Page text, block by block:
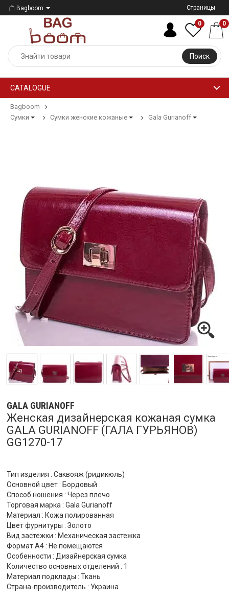
Bagboom Страницы
Поиск
0 0
CATALOGUE
Bagboom
Сумки
Сумки женские кожаные Gala Gurianoff
GALA GURIANOFF
Женская дизайнерская кожаная сумка
GALA GURIANOFF (ГАЛА ГУРЬЯНОВ)
GG1270-17
Тип изделия : Саквояж (ридикюль)
Основной цвет : Бордовый
Способ ношения : Через плечо
Торговая марка : Gala Gurianoff
Материал : Кожа полированная
Цвет фурнитуры : Золото
Вид застежки : Механическая застежка
Формат А4 : Не помещаются
Особенности : Дизайнерская сумка
Количество основных отделений : 1
Материал подклады : Ткань
Страна-производитель : Украина